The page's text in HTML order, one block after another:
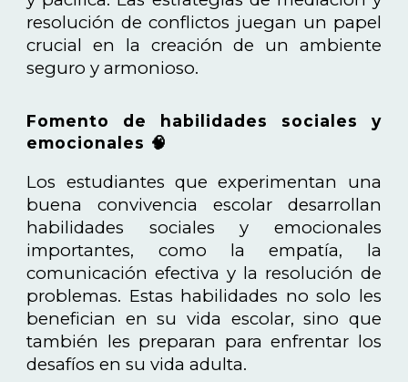
resolución de conflictos juegan un papel
crucial en la creación de un ambiente
seguro y armonioso.
Fomento de habilidades sociales y
emocionales 🧠
Los estudiantes que experimentan una
buena convivencia escolar desarrollan
habilidades sociales y emocionales
importantes, como la empatía, la
comunicación efectiva y la resolución de
problemas. Estas habilidades no solo les
benefician en su vida escolar, sino que
también les preparan para enfrentar los
desafíos en su vida adulta.